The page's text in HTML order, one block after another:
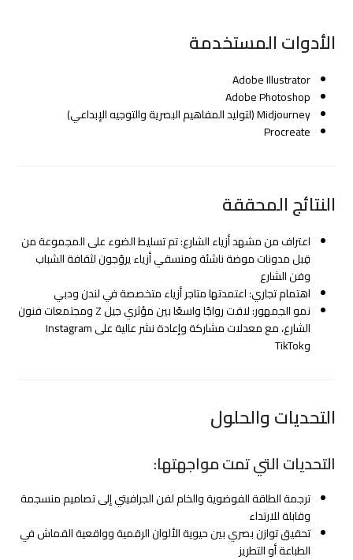
الأدوات المستخدمة
Adobe Illustrator
Adobe Photoshop
Midjourney (لتوليد المفاهيم البصرية والتوجيه الإبداعي)
Procreate
النتائج المحققة
اعتراف من مشهد أزياء الشارع: تم تسليط الضوء على المجموعة من
قِبل مدونات موضة ناشئة ومنسقي أزياء يروّجون لثقافة الشباب
وفن الشارع
اهتمام تجاري: اعتمدتها متاجر أزياء متخصصة في لندن ودبي
نمو الجمهور: لاقت رواجًا واسعًا بين مؤثري جيل Z ومجتمعات فنون
الشارع، مع معدلات مشاركة وإعادة نشر عالية على Instagram
وTikTok
التحديات والحلول
التحديات التي تمت مواجهتها:
ترجمة الطاقة الفوضوية والخام لفن الجرافيتي إلى تصاميم منسجمة
وقابلة للارتداء
تحقيق توازن بصري بين حيوية الألوان الرقمية وواقعية القماش في
الطباعة أو التطريز